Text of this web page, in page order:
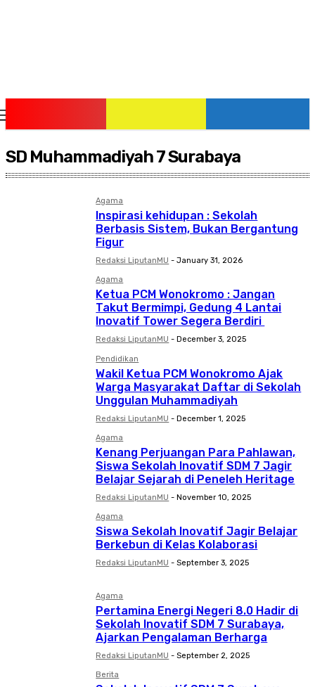
SD Muhammadiyah 7 Surabaya
Agama
Inspirasi kehidupan : Sekolah
Berbasis Sistem, Bukan Bergantung
Figur
Redaksi LiputanMU - January 31, 2026
Agama
Ketua PCM Wonokromo : Jangan
Takut Bermimpi, Gedung 4 Lantai
Inovatif Tower Segera Berdiri
Redaksi LiputanMU - December 3, 2025
Pendidikan
Wakil Ketua PCM Wonokromo Ajak
Warga Masyarakat Daftar di Sekolah
Unggulan Muhammadiyah
Redaksi LiputanMU - December 1, 2025
Agama
Kenang Perjuangan Para Pahlawan,
Siswa Sekolah Inovatif SDM 7 Jagir
Belajar Sejarah di Peneleh Heritage
Redaksi LiputanMU - November 10, 2025
Agama
Siswa Sekolah Inovatif Jagir Belajar
Berkebun di Kelas Kolaborasi
Redaksi LiputanMU - September 3, 2025
Agama
Pertamina Energi Negeri 8.0 Hadir di
Sekolah Inovatif SDM 7 Surabaya,
Ajarkan Pengalaman Berharga
Redaksi LiputanMU - September 2, 2025
Berita